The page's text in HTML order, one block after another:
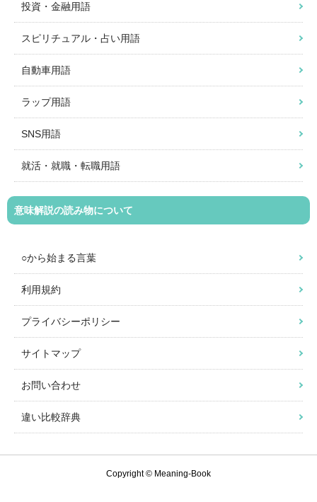
投資・金融用語
スピリチュアル・占い用語
自動車用語
ラップ用語
SNS用語
就活・就職・転職用語
意味解説の読み物について
○から始まる言葉
利用規約
プライバシーポリシー
サイトマップ
お問い合わせ
違い比較辞典
Copyright © Meaning-Book